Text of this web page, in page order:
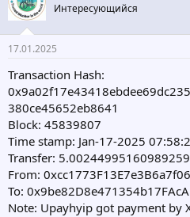
Интересующийся
17.01.2025
Transaction Hash:
380ce45652eb8641
Block: 45839807
Time stamp: Jan-17-2025
Transfer:
From:
To:
Note: Upayhyip got payment by